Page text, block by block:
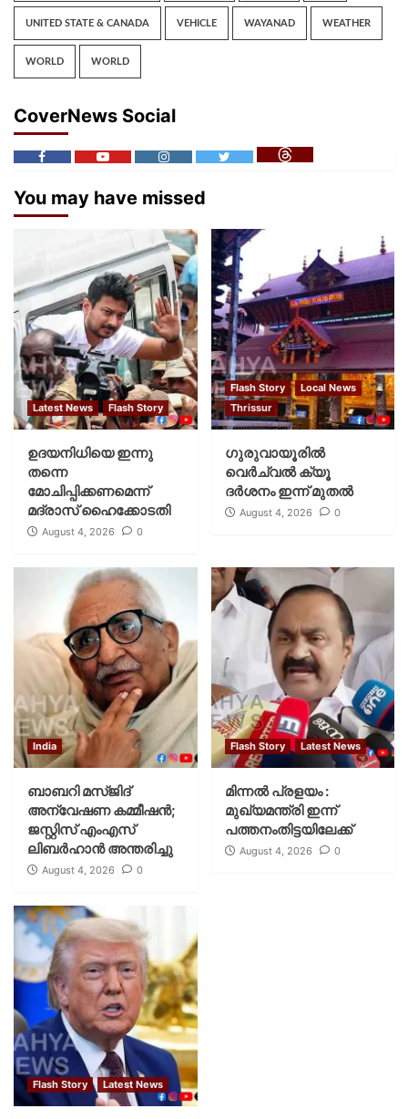
UNITED STATE & CANADA VEHICLE WAYANAD WEATHER
WORLD WORLD
CoverNews Social
You may have missed
Latest News Flash Story
ഉദയനിധിയെ ഇന്നു
തന്നെ
മോചിപ്പിക്കണമെന്ന്
മദ്രാസ് ഹൈക്കോടതി
August 4, 2026 0
Flash Story
Local News
Thrissur
ഗുരുവായൂരില്‍
വെര്‍ച്വല്‍ ക്യൂ
ദര്‍ശനം ഇന്ന് മുതല്‍
August 4, 2026 0
India
ബാബറി മസ്ജിദ്
അന്വേഷണ കമ്മീഷന്‍;
ജസ്റ്റിസ് എംഎസ്
ലിബര്‍ഹാന്‍ അന്തരിച്ചു
August 4, 2026 0
Flash Story Latest News
മിന്നല്‍ പ്രളയം :
മുഖ്യമന്ത്രി ഇന്ന്
പത്തനംതിട്ടയിലേക്ക്
August 4, 2026 0
Flash Story Latest News